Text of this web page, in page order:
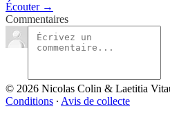
Écouter →
Commentaires
© 2026 Nicolas Colin & Laetitia
Conditions ∙ Avis de collecte